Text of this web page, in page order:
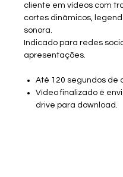
cliente em vídeos com
cortes dinâmicos,
sonora.
Indicado para redes
apresentações.
Até 120 segundos de
Vídeo finalizado é
drive para download.